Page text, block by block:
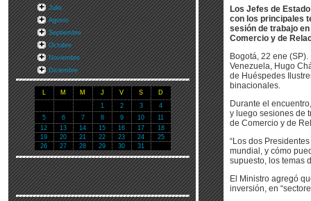
Julio
Agosto
Septiembre
Octubre
Noviembre
Diciembre
L M M J V S
D
1
2 3
4
5
6 7 8 9 10
11
12
13 14 15 16 17
18
19
20 21 22 23 24
25
26
27 28 29 30 31
Los Jefes de
con los principales
sesión de trabajo
Comercio y de
Bogotá, 22 ene
Venezuela, Hugo
de Huéspedes
binacionales.
Durante el
y luego sesiones de
de Comercio y de
“Los dos
mundial, y cómo
supuesto, los temas
El Ministro agregó
inversión, en